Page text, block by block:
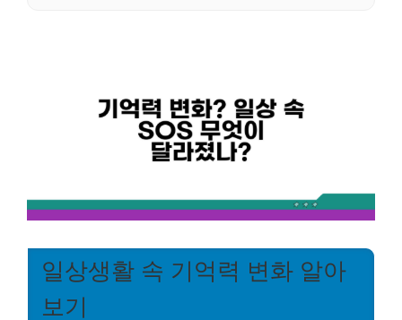
일상생활 속 기억력 변화 알아
보기